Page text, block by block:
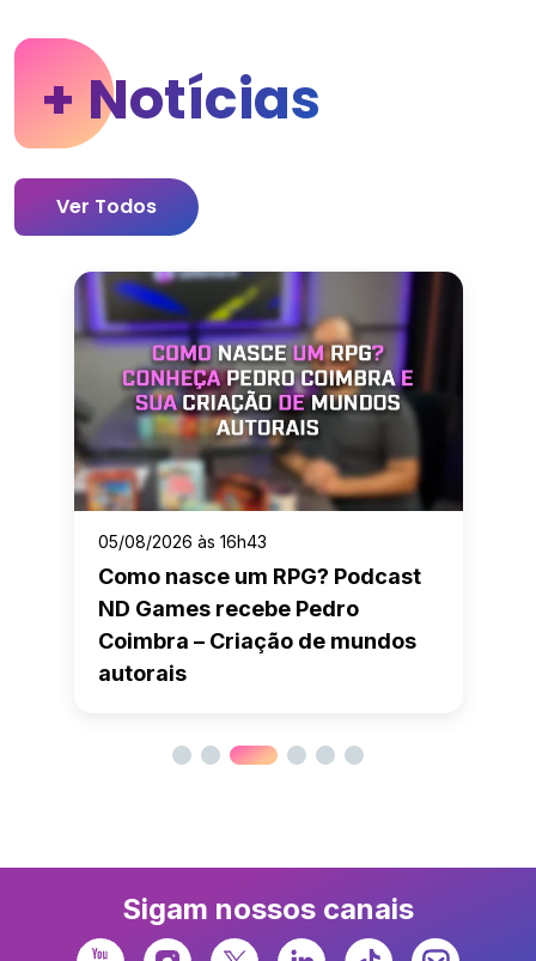
+ Notícias
Ver Todos
05/08/2026 às 16h43
Como nasce um RPG? Podcast
ND Games recebe Pedro
Coimbra – Criação de mundos
autorais
Sigam nossos canais